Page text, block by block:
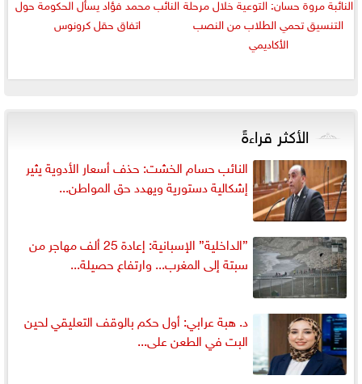
التنسيق تحمي الطلاب من النصب
الأكاديمي
اتفاق حقل كرونوس
الأكثر قراءةً
النائب حسام الخشت: حذف أسعار الأدوية يثير
إشكالية دستورية ويهدد حق المواطن...
”الداخلية” الإسبانية: إعادة 25 ألف مهاجر من
سبتة إلى المغرب... وارتفاع حصيلة...
د. هبة عرابي: أول حكم بالوقف التعليقي لحين
البت في الطعن على...